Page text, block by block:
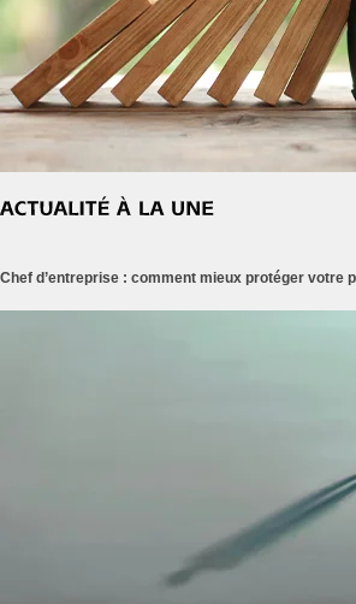
Chef d’entreprise : comment mieux protéger votre